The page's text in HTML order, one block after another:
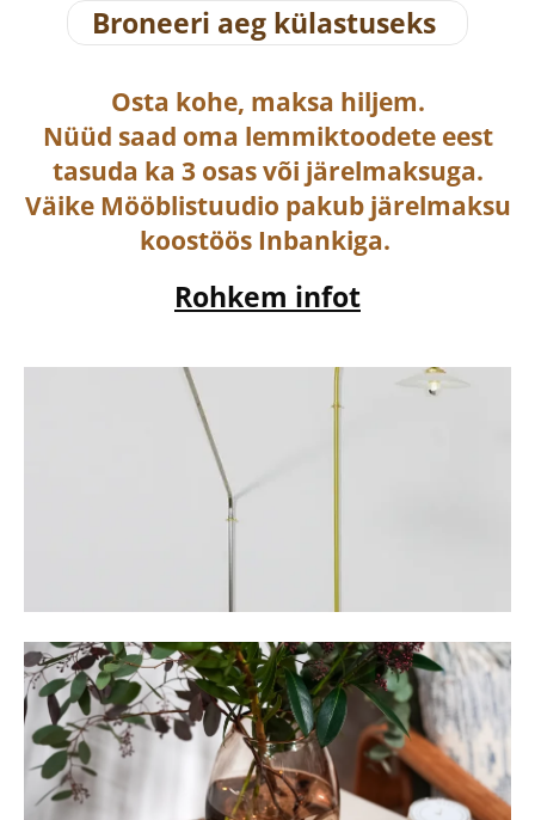
Broneeri aeg külastuseks
Osta kohe, maksa hiljem.
Nüüd saad oma lemmiktoodete eest
tasuda ka 3 osas või järelmaksuga.
Väike Mööblistuudio pakub järelmaksu
koostöös Inbankiga.
Rohkem infot